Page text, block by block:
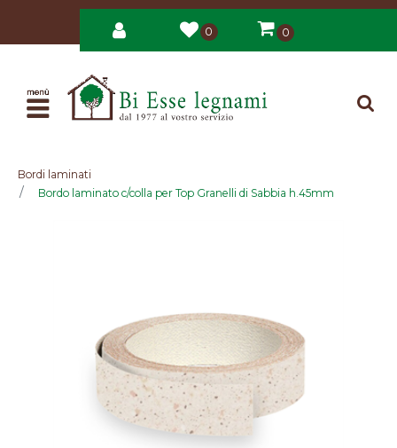
0 0
Open
Bordi laminati
Bordo laminato c/colla per Top Granelli di Sabbia h.45mm